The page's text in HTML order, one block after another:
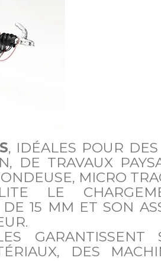
, IDÉALES POUR
DE TRAVAUX
MICRO
LE
15 MM ET SON
GARANTISSENT
DES